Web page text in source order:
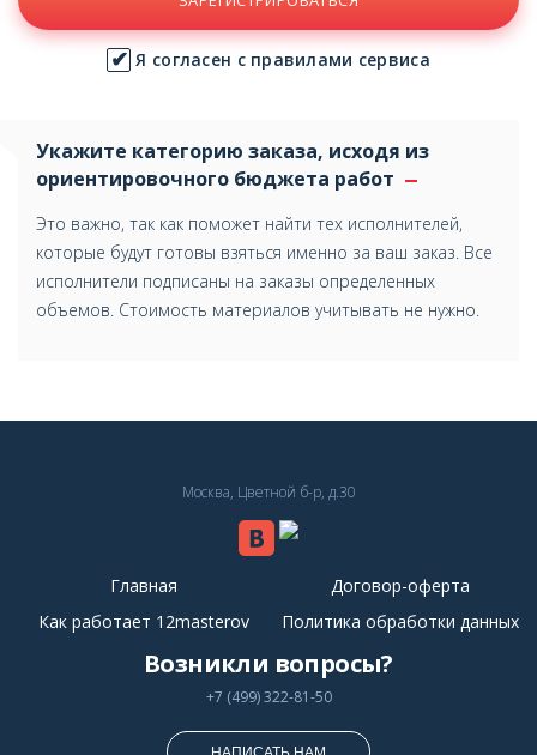
Я согласен с правилами сервиса
Укажите категорию заказа, исходя из
ориентировочного бюджета работ
Это важно, так как поможет найти тех исполнителей,
которые будут готовы взяться именно за ваш заказ. Все
исполнители подписаны на заказы определенных
объемов. Стоимость материалов учитывать не нужно.
Москва, Цветной б-р, д.30
Главная
Договор-оферта
Как работает 12masterov
Политика обработки данных
Возникли вопросы?
+7 (499) 322-81-50